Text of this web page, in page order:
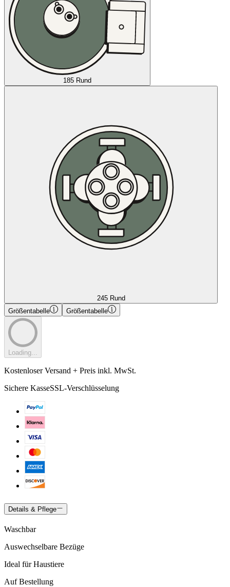
185 Rund
245 Rund
Größentabelle
Größentabelle
Loading...
Kostenloser Versand + Preis inkl. MwSt.
Sichere KasseSSL-Verschlüsselung
Details & Pflege
Waschbar
Auswechselbare Bezüge
Ideal für Haustiere
Auf Bestellung